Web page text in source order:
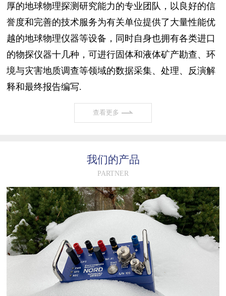
厚的地球物理探测研究能力的专业团队，以良好的信
誉度和完善的技术服务为有关单位提供了大量性能优
越的地球物理仪器等设备，同时自身也拥有各类进口
的物探仪器十几种，可进行固体和液体矿产勘查、环
境与灾害地质调查等领域的数据采集、处理、反演解
释和最终报告编写.
查看更多
我们的产品
PARTNER